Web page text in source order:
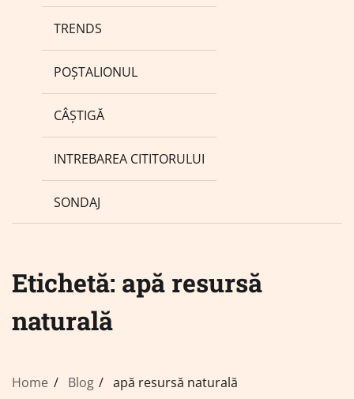
TRENDS
POȘTALIONUL
CÂȘTIGĂ
INTREBAREA CITITORULUI
SONDAJ
Etichetă: apă resursă
naturală
Home Blog apă resursă naturală